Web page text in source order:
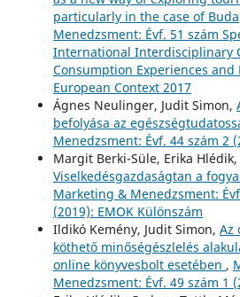
particularly in the case of
Menedzsment: Évf. 51 szám
International Interdisciplinary
Consumption Experiences and
European Context 2017
Ágnes Neulinger, Judit Simon,
befolyása az
Menedzsment: Évf. 44 szám 2
Margit Berki-Süle, Erika Hlédik,
Viselkedésgazdaságtan a
Marketing & Menedzsment:
(2019): EMOK Különszám
Ildikó Kemény, Judit Simon, Az
köthető minőségészlelés
online könyvesbolt esetében ,
Menedzsment: Évf. 49 szám 1